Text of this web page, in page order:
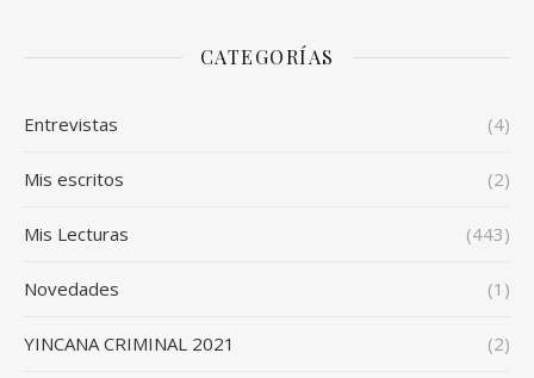
CATEGORÍAS
Entrevistas (4)
Mis escritos (2)
Mis Lecturas (443)
Novedades (1)
YINCANA CRIMINAL 2021 (2)